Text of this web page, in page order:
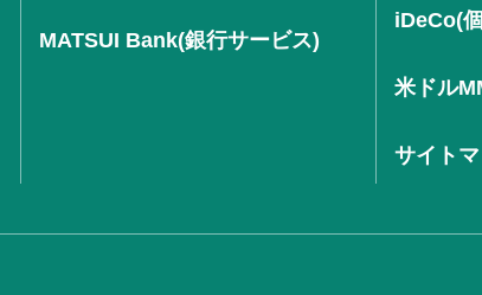
MATSUI Bank(銀行サービス)
iDeCo(
米ドル
サイト